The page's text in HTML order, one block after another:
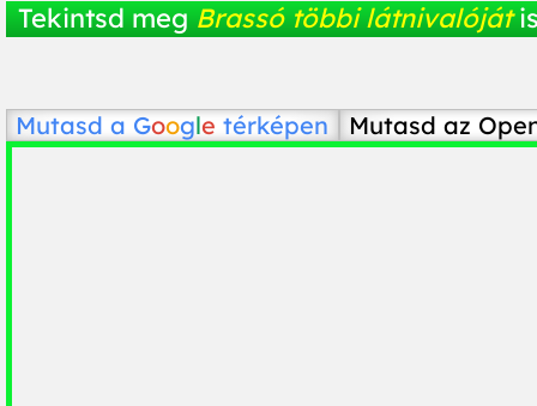
Tekintsd meg Brassó többi látnivalóját
Mutasd a Google térképen Mutasd az